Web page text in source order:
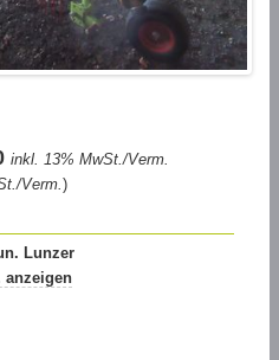
inkl. 13% MwSt./Verm.
Verm. )
Lunzer
anzeigen